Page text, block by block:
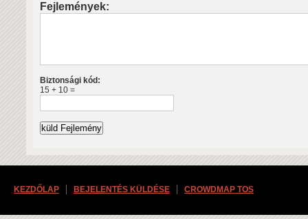
Fejlemények:
Biztonsági kód:
15 + 10 =
KEZDŐLAP BEJELENTÉS KÜLDÉSE CROWDMAP TOS